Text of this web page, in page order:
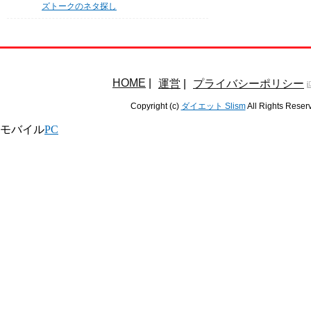
ズトークのネタ探し
HOME 運営 プライバシーポリシー
Copyright (c) ダイエット SlismAll Rights
モバイルPC